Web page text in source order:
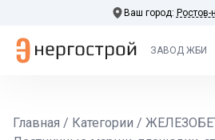
Ваш город:
ЗАВОД ЖБИ
Главная / Категории /